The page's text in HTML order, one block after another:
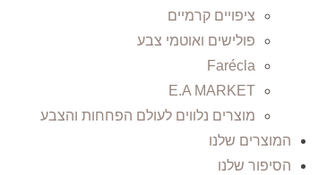
ציפויים קרמיים
פולישים ואוטמי צבע
Farécla
E.A MARKET
מוצרים נלווים לעולם הפחחות והצבע
המוצרים שלנו
הסיפור שלנו